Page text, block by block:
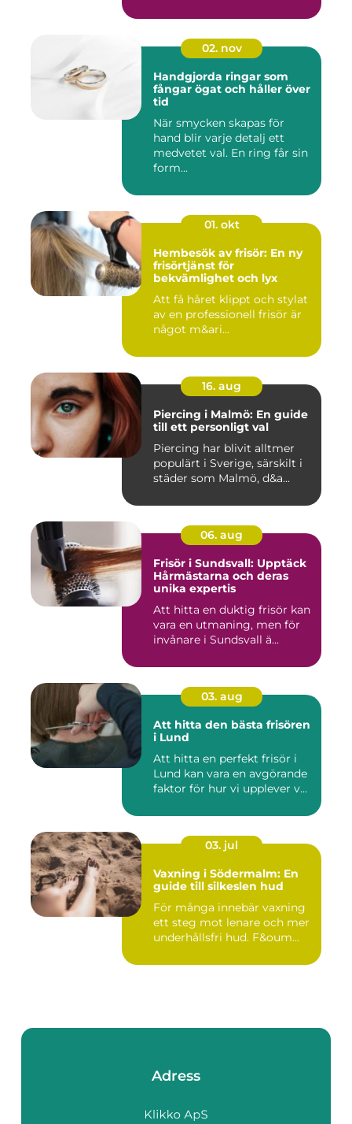
02. nov
Handgjorda ringar som
fångar ögat och håller över
tid
När smycken skapas för
hand blir varje detalj ett
medvetet val. En ring får sin
form...
01. okt
Hembesök av frisör: En ny
frisörtjänst för
bekvämlighet och lyx
Att få håret klippt och stylat
av en professionell frisör är
något m&ari...
16. aug
Piercing i Malmö: En guide
till ett personligt val
Piercing har blivit alltmer
populärt i Sverige, särskilt i
städer som Malmö, d&a...
06. aug
Frisör i Sundsvall: Upptäck
Hårmästarna och deras
unika expertis
Att hitta en duktig frisör kan
vara en utmaning, men för
invånare i Sundsvall ä...
03. aug
Att hitta den bästa frisören
i Lund
Att hitta en perfekt frisör i
Lund kan vara en avgörande
faktor för hur vi upplever v...
03. jul
Vaxning i Södermalm: En
guide till silkeslen hud
För många innebär vaxning
ett steg mot lenare och mer
underhållsfri hud. F&oum...
Adress